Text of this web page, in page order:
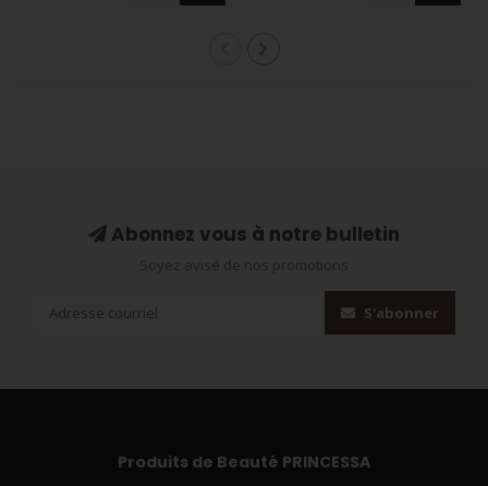
Abonnez vous à notre bulletin
S'abonner
Produits de Beauté PRINCESSA